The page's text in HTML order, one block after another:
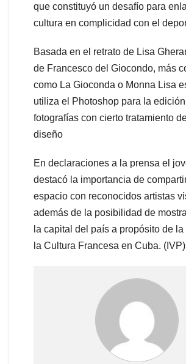
que constituyó un desafío para
cultura en complicidad con el
Basada en el retrato de Lisa
de Francesco del Giocondo,​ más
como La Gioconda o Monna Lisa
utiliza el Photoshop para la
fotografías con cierto tratamiento
diseño
En declaraciones a la prensa el
destacó la importancia de
espacio con reconocidos artistas
además de la posibilidad de
la capital del país a propósito de
la Cultura Francesa en Cuba. (IVP)